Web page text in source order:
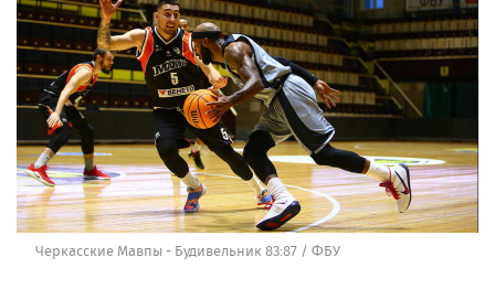
Черкасские Мавпы - Будивельник 83:87 / ФБУ